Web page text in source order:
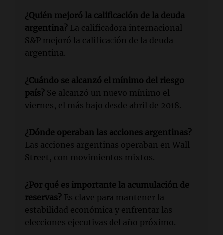
¿Quién mejoró la calificación de la deuda
argentina? La calificadora internacional
S&P mejoró la calificación de la deuda
argentina.
¿Cuándo se alcanzó el mínimo del riesgo
país? Se alcanzó un nuevo mínimo el
viernes, el más bajo desde abril de 2018.
¿Dónde operaban las acciones argentinas?
Las acciones argentinas operaban en Wall
Street, con movimientos mixtos.
¿Por qué es importante la acumulación de
reservas? Es clave para mantener la
estabilidad económica y enfrentar las
elecciones ejecutivas del año próximo.